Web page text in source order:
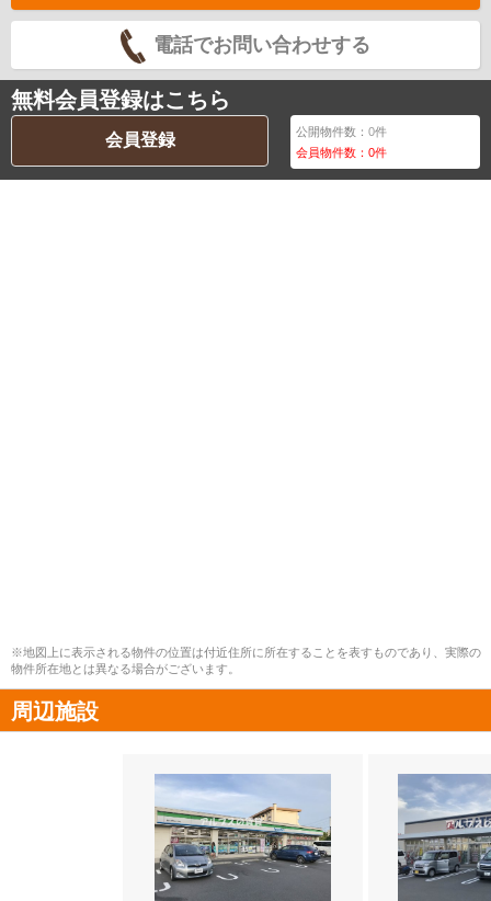
電話でお問い合わせする
無料会員登録はこちら
会員登録 公開物件数：0件
会員物件数：0件
※地図上に表示される物件の位置は付近住所に所在することを表すものであり、実際の
物件所在地とは異なる場合がございます。
周辺施設